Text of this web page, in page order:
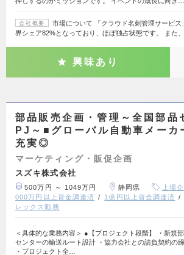
会社概要
市場について 「クラウド名刺管理サービ
界シェア82%となっており、ほぼ独占状態です。 また
興味あり
部品販売企画・管理～全国部品
PJ～■グローバル自動車メーカ
充実◎
マーケティング・販促企画
スズキ株式会社
500万円 ～ 1049万円 静岡県 上場
000万円以上資金調達済
1億円以上資金調達済
レックス勤務
＜具体的な業務内容＞ ●【プロジェクト段階】 ・新規
センターの輸送ルート設計 ・協力会社との請負契約の
・プロジェクト全…